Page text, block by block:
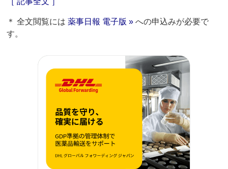
＊ 全文閲覧には薬事日報 電子版 » への申込みが必要で
す。